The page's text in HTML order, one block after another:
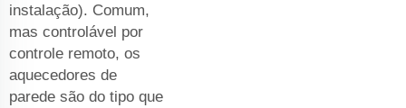
instalação). Comum,
mas controlável por
controle remoto, os
aquecedores de
parede são do tipo que